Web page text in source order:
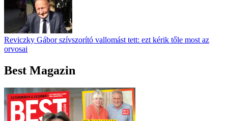
Reviczky Gábor szívszorító vallomást tett: ezt kérik tőle most az
orvosai
Best Magazin